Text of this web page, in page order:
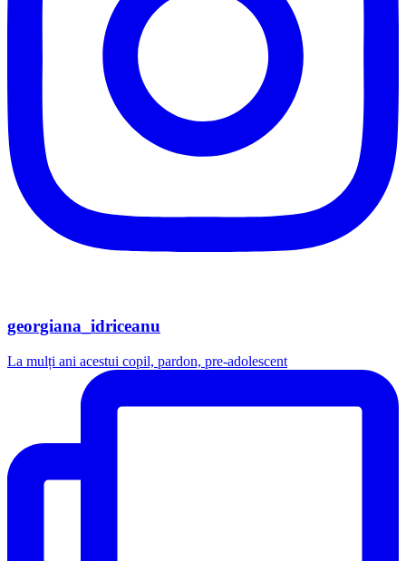
georgiana_idriceanu
La mulți ani acestui copil, pardon, pre-adolescent